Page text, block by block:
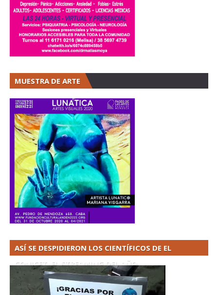
MUESTRA DE ARTE
ASÍ SE DESPIDIERON LOS CIENTÍFICOS DE EL
CONICET. EL STREAMING DEL AÑO